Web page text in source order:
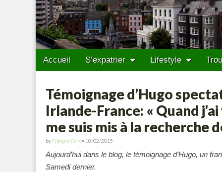
Main menu
Skip to content
Accueil S’expatrier Lifestyle
Témoignage d’Hugo
Irlande-France: « Quand
me suis mis à la recherche
by Français Cork • 18/02/2015
Aujourd’hui dans le blog, le témoignage d’Hugo, un
Samedi dernier.